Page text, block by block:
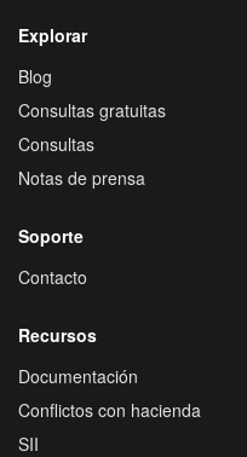
Explorar
Blog
Consultas gratuitas
Consultas
Notas de prensa
Soporte
Contacto
Recursos
Documentación
Conflictos con hacienda
SII